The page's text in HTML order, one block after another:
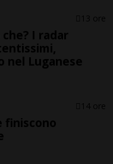
13 ore
I radar
Luganese
14 ore
finiscono